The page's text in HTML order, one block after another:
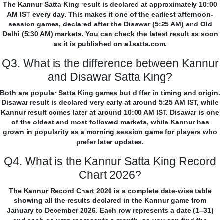
The Kannur Satta King result is declared at approximately 10:00
AM IST every day. This makes it one of the earliest afternoon-
session games, declared after the Disawar (5:25 AM) and Old
Delhi (5:30 AM) markets. You can check the latest result as soon
as it is published on a1satta.com.
Q3. What is the difference between Kannur
and Disawar Satta King?
Both are popular Satta King games but differ in timing and origin.
Disawar result is declared very early at around 5:25 AM IST, while
Kannur result comes later at around 10:00 AM IST. Disawar is one
of the oldest and most followed markets, while Kannur has
grown in popularity as a morning session game for players who
prefer later updates.
Q4. What is the Kannur Satta King Record
Chart 2026?
The Kannur Record Chart 2026 is a complete date-wise table
showing all the results declared in the Kannur game from
January to December 2026. Each row represents a date (1–31)